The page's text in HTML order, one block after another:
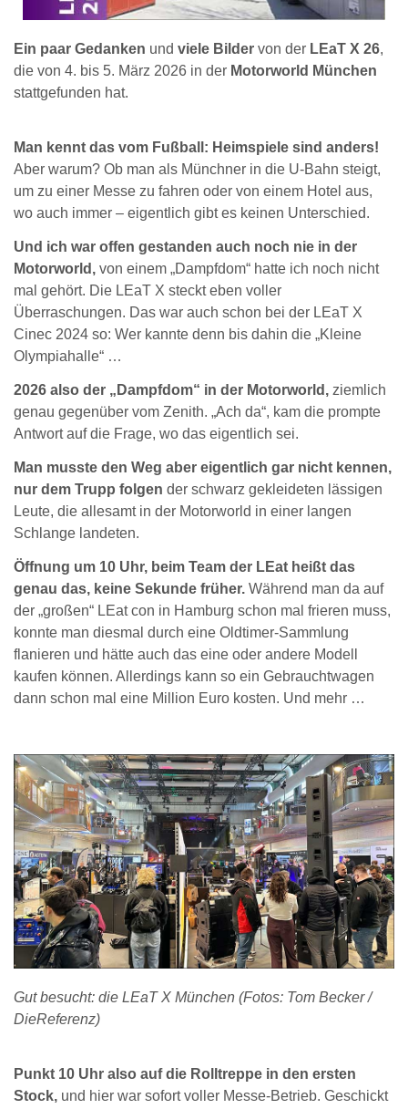
Ein paar Gedanken und viele Bilder von der LEaT X 26,
die von 4. bis 5. März 2026 in der Motorworld München
stattgefunden hat.
Man kennt das vom Fußball: Heimspiele sind anders!
Aber warum? Ob man als Münchner in die U-Bahn steigt,
um zu einer Messe zu fahren oder von einem Hotel aus,
wo auch immer – eigentlich gibt es keinen Unterschied.
Und ich war offen gestanden auch noch nie in der
Motorworld, von einem „Dampfdom“ hatte ich noch nicht
mal gehört. Die LEaT X steckt eben voller
Überraschungen. Das war auch schon bei der LEaT X
Cinec 2024 so: Wer kannte denn bis dahin die „Kleine
Olympiahalle“ …
2026 also der „Dampfdom“ in der Motorworld, ziemlich
genau gegenüber vom Zenith. „Ach da“, kam die prompte
Antwort auf die Frage, wo das eigentlich sei.
Man musste den Weg aber eigentlich gar nicht kennen,
nur dem Trupp folgen der schwarz gekleideten lässigen
Leute, die allesamt in der Motorworld in einer langen
Schlange landeten.
Öffnung um 10 Uhr, beim Team der LEat heißt das
genau das, keine Sekunde früher. Während man da auf
der „großen“ LEat con in Hamburg schon mal frieren muss,
konnte man diesmal durch eine Oldtimer-Sammlung
flanieren und hätte auch das eine oder andere Modell
kaufen können. Allerdings kann so ein Gebrauchtwagen
dann schon mal eine Million Euro kosten. Und mehr …
Gut besucht: die LEaT X München (Fotos: Tom Becker /
DieReferenz)
Punkt 10 Uhr also auf die Rolltreppe in den ersten
Stock, und hier war sofort voller Messe-Betrieb. Geschickt